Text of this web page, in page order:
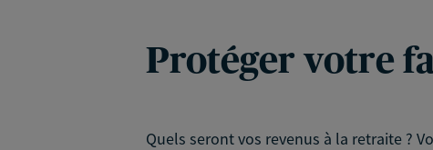
Protéger votre
Quels seront vos revenus à la retraite ?